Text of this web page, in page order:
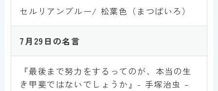
セルリアンブルー/ 松葉色（まつばいろ）
7月 29日 の名言
『最後まで努力をするってのが、本当の生
き甲斐ではないでしょうか』- 手塚治虫 –